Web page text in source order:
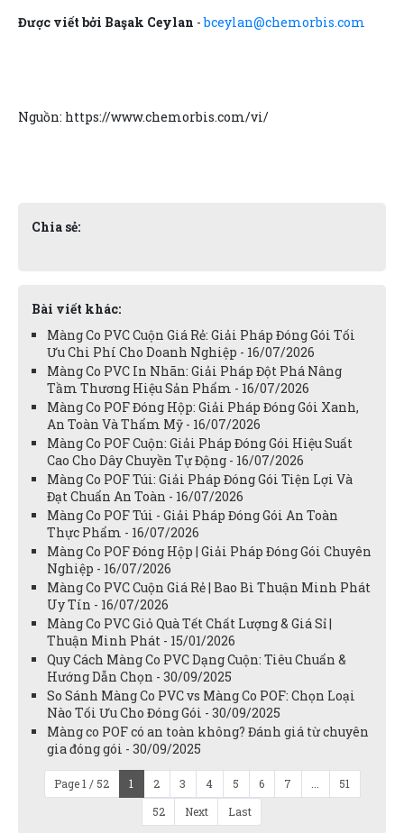
Được viết bởi Başak Ceylan -bceylan@chemorbis.com
Nguồn: https://www.chemorbis.com/vi/
Chia sẻ:
Bài viết khác:
Màng Co PVC Cuộn Giá Rẻ: Giải Pháp Đóng Gói Tối
Ưu Chi Phí Cho Doanh Nghiệp - 16/07/2026
Màng Co PVC In Nhãn: Giải Pháp Đột Phá Nâng
Tầm Thương Hiệu Sản Phẩm - 16/07/2026
Màng Co POF Đóng Hộp: Giải Pháp Đóng Gói Xanh,
An Toàn Và Thẩm Mỹ - 16/07/2026
Màng Co POF Cuộn: Giải Pháp Đóng Gói Hiệu Suất
Cao Cho Dây Chuyền Tự Động - 16/07/2026
Màng Co POF Túi: Giải Pháp Đóng Gói Tiện Lợi Và
Đạt Chuẩn An Toàn - 16/07/2026
Màng Co POF Túi - Giải Pháp Đóng Gói An Toàn
Thực Phẩm - 16/07/2026
Màng Co POF Đóng Hộp | Giải Pháp Đóng Gói Chuyên
Nghiệp - 16/07/2026
Màng Co PVC Cuộn Giá Rẻ | Bao Bì Thuận Minh Phát
Uy Tín - 16/07/2026
Màng Co PVC Giỏ Quà Tết Chất Lượng & Giá Sỉ |
Thuận Minh Phát - 15/01/2026
Quy Cách Màng Co PVC Dạng Cuộn: Tiêu Chuẩn &
Hướng Dẫn Chọn - 30/09/2025
So Sánh Màng Co PVC vs Màng Co POF: Chọn Loại
Nào Tối Ưu Cho Đóng Gói - 30/09/2025
Màng co POF có an toàn không? Đánh giá từ chuyên
gia đóng gói - 30/09/2025
Page 1 / 52 1 2 3 4 5 6 7
51
52
Next Last